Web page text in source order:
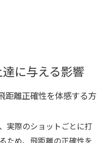
に与える影響
距離正確性を体感する方
実際のショットごとに打